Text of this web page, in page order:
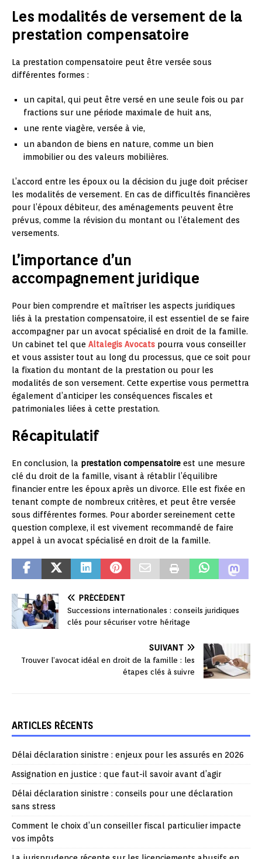
Les modalités de versement de la
prestation compensatoire
La prestation compensatoire peut être versée sous
différentes formes :
un capital, qui peut être versé en une seule fois ou par
fractions sur une période maximale de huit ans,
une rente viagère, versée à vie,
un abandon de biens en nature, comme un bien
immobilier ou des valeurs mobilières.
L’accord entre les époux ou la décision du juge doit préciser
les modalités de versement. En cas de difficultés financières
pour l’époux débiteur, des aménagements peuvent être
prévus, comme la révision du montant ou l’étalement des
versements.
L’importance d’un
accompagnement juridique
Pour bien comprendre et maîtriser les aspects juridiques
liés à la prestation compensatoire, il est essentiel de se faire
accompagner par un avocat spécialisé en droit de la famille.
Un cabinet tel que Altalegis Avocats pourra vous conseiller
et vous assister tout au long du processus, que ce soit pour
la fixation du montant de la prestation ou pour les
modalités de son versement. Cette expertise vous permettra
également d’anticiper les conséquences fiscales et
patrimoniales liées à cette prestation.
Récapitulatif
En conclusion, la prestation compensatoire est une mesure
clé du droit de la famille, visant à rétablir l’équilibre
financier entre les époux après un divorce. Elle est fixée en
tenant compte de nombreux critères, et peut être versée
sous différentes formes. Pour aborder sereinement cette
question complexe, il est vivement recommandé de faire
appel à un avocat spécialisé en droit de la famille.
PRÉCÉDENT
Successions internationales : conseils juridiques
clés pour sécuriser votre héritage
SUIVANT
Trouver l’avocat idéal en droit de la famille : les
étapes clés à suivre
ARTICLES RÉCENTS
Délai déclaration sinistre : enjeux pour les assurés en 2026
Assignation en justice : que faut-il savoir avant d’agir
Délai déclaration sinistre : conseils pour une déclaration
sans stress
Comment le choix d’un conseiller fiscal particulier impacte
vos impôts